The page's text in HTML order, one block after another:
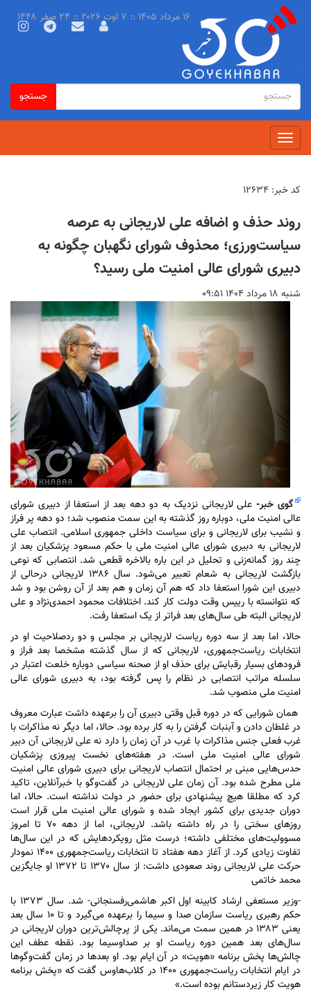
فرم
جستجو
جستجو
جستجو
Toggle
navigation
۱۶ مرداد ۱۴۰۵ :: ۷ اوت ۲۰۲۶ :: ۲۴ صفر ۱۴۴۸
کد خبر: ۱۲۶۳۴
روند حذف و اضافه علی لاریجانی به عرصه
سیاست‌ورزی؛ محذوف شورای نگهبان چگونه به
دبیری شورای عالی امنیت ملی رسید؟
شنبه ۱۸ مرداد ۱۴۰۴ ۰۹:۵۱
گوی خبر- علی لاریجانی نزدیک به دو دهه بعد از استعفا از دبیری شورای
عالی امنیت ملی، دوباره روز گذشته به این سمت منصوب شد؛ دو دهه پر فراز
و نشیب برای لاریجانی و برای سیاست داخلی جمهوری اسلامی. انتصاب علی
لاریجانی به دبیری شورای عالی امنیت ملی با حکم مسعود پزشکیان بعد از
چند روز گمانه‌زنی و تحلیل در این باره بالاخره قطعی شد. انتصابی که نوعی
بازگشت لاریجانی به شعام تعبیر می‌شود. سال ۱۳۸۶ لاریجانی درحالی از
دبیری این شورا استعفا داد که هم آن زمان و هم بعد از آن روشن بود و شد
که نتوانسته با رییس وقت دولت کار کند. اختلافات محمود احمدی‌نژاد و علی
لاریجانی البته طی سال‌های بعد فراتر از یک استعفا رفت.
حالا، اما بعد از سه دوره ریاست لاریجانی بر مجلس و دو ردصلاحیت او در
انتخابات ریاست‌جمهوری، لاریجانی که از سال گذشته مشخصا بعد فراز و
فرود‌های بسیار رقبایش برای حذف او از صحنه سیاسی دوباره خلعت اعتبار در
سلسله مراتب انتصابی در نظام را پس گرفته بود، به دبیری شورای عالی
امنیت ملی منصوب شد.
همان شورایی که در دوره قبل وقتی دبیری آن را برعهده داشت عبارت معروف
در غلطان دادن و آبنبات گرفتن را به کار برده بود. حالا، اما دیگر نه مذاکرات با
غرب فعلی جنس مذاکرات با غرب در آن زمان را دارد نه علی لاریجانی آن دبیر
شورای عالی امنیت ملی است. در هفته‌های نخست پیروزی پزشکیان
حدس‌هایی مبنی بر احتمال انتصاب لاریجانی برای دبیری شورای عالی امنیت
ملی مطرح شده بود. آن زمان علی لاریجانی در گفت‌و‌گو با خبرآنلاین، تاکید
کرد که مطلقا هیچ پیشنهادی برای حضور در دولت نداشته است. حالا، اما
دوران جدیدی برای کشور ایجاد شده و شورای عالی امنیت ملی قرار است
روز‌های سختی را در راه داشته باشد. لاریجانی، اما از دهه ۷۰ تا امروز
مسوولیت‌های مختلفی داشته؛ درست مثل رویکردهایش که در این سال‌ها
تفاوت زیادی کرد. از آغاز دهه هفتاد تا انتخابات ریاست‌جمهوری ۱۴۰۰ نمودار
حرکت علی لاریجانی روند صعودی داشت: از سال ۱۳۷۰ تا ۱۳۷۲ او جایگزین
محمد خاتمی
-وزیر مستعفی ارشاد کابینه اول اکبر هاشمی‌رفسنجانی- شد. سال ۱۳۷۳ با
حکم رهبری ریاست سازمان صدا و سیما را بر‌عهده می‌گیرد و تا ۱۰ سال بعد
یعنی ۱۳۸۳ در همین سمت می‌ماند. یکی از پرچالش‌ترین دوران لاریجانی در
سال‌های بعد همین دوره ریاست او بر صداوسیما بود. نقطه عطف این
چالش‌ها پخش برنامه «هویت» در آن ایام بود. او بعد‌ها در زمان گفت‌و‌گو‌ها
در ایام انتخابات ریاست‌جمهوری ۱۴۰۰ در کلاب‌هاوس گفت که «پخش برنامه
هویت کار زیردستانم بوده است.»